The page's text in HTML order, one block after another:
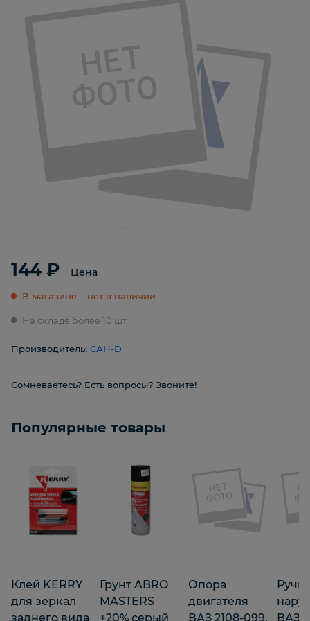
144 ₽ Цена
В магазине – нет в наличии
На складе более 10 шт.
Производитель: САН-D
Сомневаетесь? Есть вопросы? Звоните!
Популярные товары
Клей KERRY
для зеркал
заднего вида
Грунт ABRO
MASTERS
+20% серый
Опора
двигателя
ВАЗ 2108-099,
ВАЗ